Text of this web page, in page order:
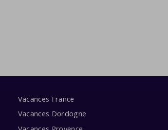
Vacances France
Vacances Dordogne